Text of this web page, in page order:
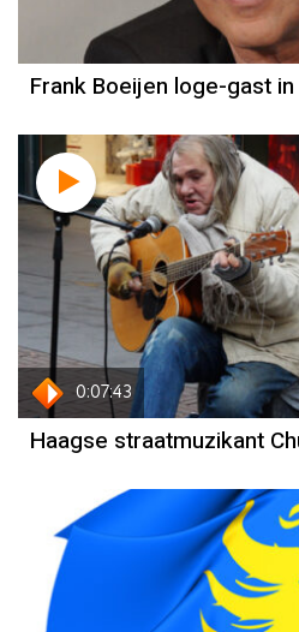
Frank Boeijen loge-gast
0:07:43
Haagse straatmuzikant